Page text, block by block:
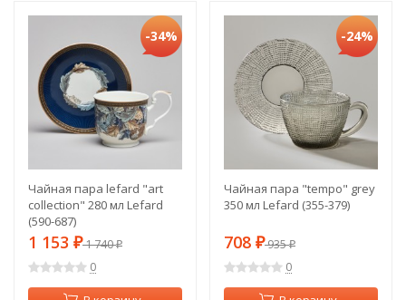
-34%
Чайная пара lefard "art
collection" 280 мл Lefard
(590-687)
1 153 ₽1 740₽
0
-24%
Чайная пара "tempo" grey
350 мл Lefard (355-379)
708 ₽935₽
0